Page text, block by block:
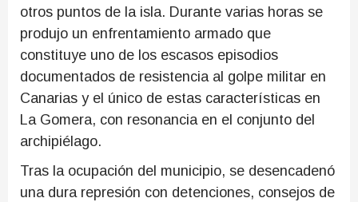
otros puntos de la isla. Durante varias horas se
produjo un enfrentamiento armado que
constituye uno de los escasos episodios
documentados de resistencia al golpe militar en
Canarias y el único de estas características en
La Gomera, con resonancia en el conjunto del
archipiélago.
Tras la ocupación del municipio, se desencadenó
una dura represión con detenciones, consejos de